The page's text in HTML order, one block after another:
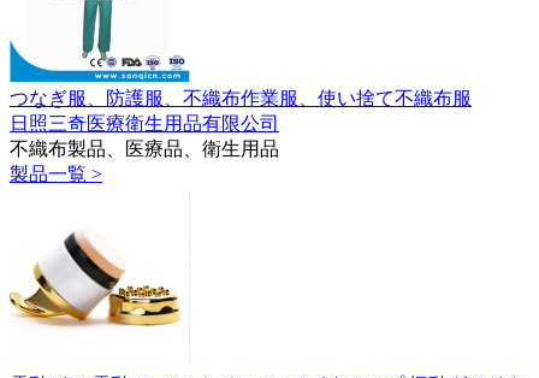
つなぎ服、防護服、不織布作業服、使い捨て不織布服
日照三奇医療衛生用品有限公司
不織布製品、医療品、衛生用品
製品一覧 >